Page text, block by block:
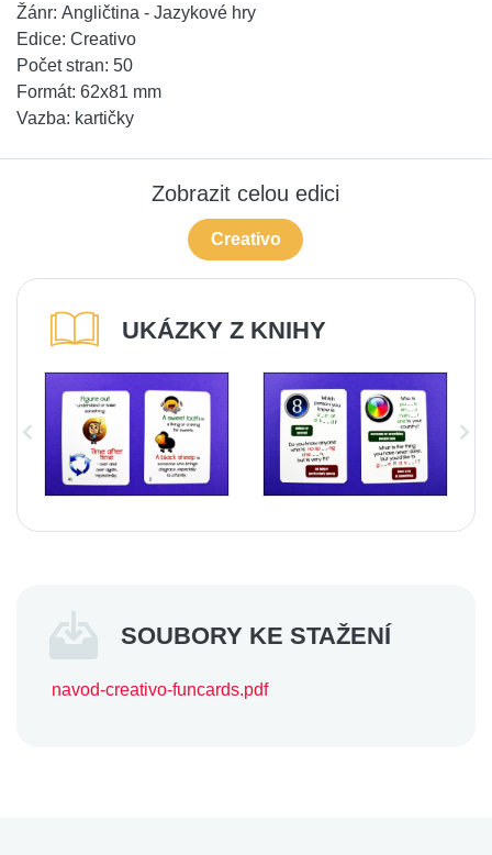
Žánr: Angličtina - Jazykové hry
Edice: Creativo
Počet stran: 50
Formát: 62x81 mm
Vazba: kartičky
Zobrazit celou edici
Creativo
UKÁZKY Z KNIHY
SOUBORY KE STAŽENÍ
navod-creativo-funcards.pdf